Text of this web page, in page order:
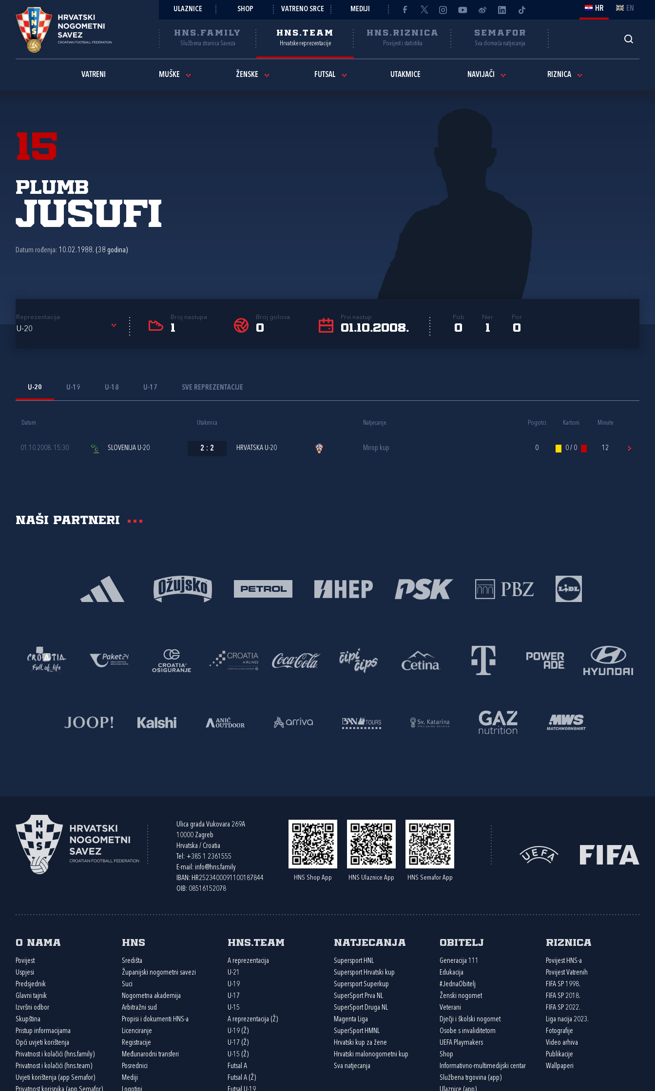
ULAZNICE SHOP VATRENO SRCE MEDIJI HR EN
HNS.FAMILY
Službena stranica Saveza
HNS.TEAM
Hrvatske reprezentacije
HNS.RIZNICA
Povijest i statistika
SEMAFOR
Sva domaća natjecanja
VATRENI MUŠKE ŽENSKE FUTSAL UTAKMICE NAVIJAČI RIZNICA
15
Plumb
Jusufi
Datum rođenja: 10.02.1988. (38 godina)
Reprezentacija
U-20
Broj nastupa
1
Broj golova
0
Prvi nastup
01.10.2008.
Pob
0
Ner
1
Por
0
U-20 U-19 U-18 U-17 SVE REPREZENTACIJE
Datum Utakmica Natjecanje Pogotci Kartoni Minute
01.10.2008. 15:30 SLOVENIJA U-20 2 : 2 HRVATSKA U-20 Mirop kup 0 0 / 0 12
Naši partneri
Ulica grada Vukovara 269A
10000 Zagreb
Hrvatska / Croatia
Tel: +385 1 2361555
E-mail: info@hns.family
IBAN: HR2523400091100187844
OIB: 08516152078
HNS Shop App HNS Ulaznice App HNS Semafor App
O nama
Povijest
Uspjesi
Predsjednik
Glavni tajnik
Izvršni odbor
Skupština
Pristup informacijama
Opći uvjeti korištenja
Privatnost i kolačići (hns.family)
Privatnost i kolačići (hns.team)
Uvjeti korištenja (app Semafor)
HNS
Središta
Županijski nogometni savezi
Suci
Nogometna akademija
Arbitražni sud
Propisi i dokumenti HNS-a
Licenciranje
Registracije
Međunarodni transferi
Posrednici
Mediji
HNS.team
A reprezentacija
U-21
U-19
U-17
U-15
A reprezentacija (Ž)
U-19 (Ž)
U-17 (Ž)
U-15 (Ž)
Futsal A
Futsal A (Ž)
Natjecanja
Supersport HNL
Supersport Hrvatski kup
Supersport Superkup
SuperSport Prva NL
SuperSport Druga NL
Magenta Liga
SuperSport HMNL
Hrvatski kup za žene
Hrvatski malonogometni kup
Sva natjecanja
Obitelj
Generacija 111
Edukacija
#JednaObitelj
Ženski nogomet
Veterani
Dječji i školski nogomet
Osobe s invaliditetom
UEFA Playmakers
Shop
Informativno-multimedijski centar
Službena trgovina (app)
Riznica
Povijest HNS-a
Povijest Vatrenih
FIFA SP 1998.
FIFA SP 2018.
FIFA SP 2022.
Liga nacija 2023.
Fotografije
Video arhiva
Publikacije
Wallpaperi